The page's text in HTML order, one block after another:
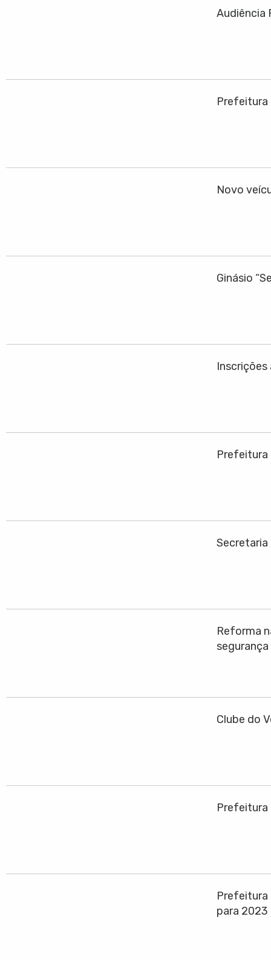
Audiência
Prefeitura
Novo
Ginásio
Prefeitura
Secretaria
Reforma
segurança
Clube do
Prefeitura
Prefeitura
para 2023